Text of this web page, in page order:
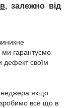
, залежно від
ми гарантуємо
дефект своїм
якщо
зробимо все що в